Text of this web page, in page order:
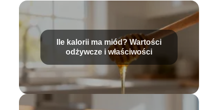
Ile kalorii ma miód? Wartości
odżywcze i właściwości